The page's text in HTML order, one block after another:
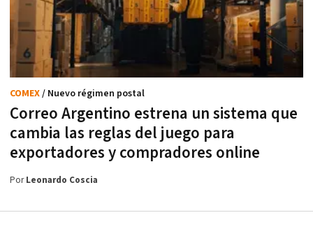
Correo Argentino estrena un sistema que
cambia las reglas del juego para
exportadores y compradores online
COMEX/ Nuevo régimen postal
PorLeonardo Coscia